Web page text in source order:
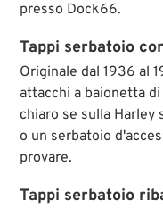
presso Dock66.
Tappi serbatoio
Originale dal 1936 al
attacchi a baionetta
chiaro se sulla Harley
o un serbatoio
provare.
Tappi serbatoio